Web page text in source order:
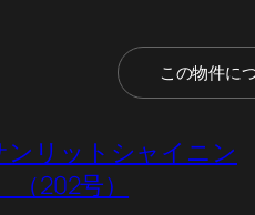
この物件に